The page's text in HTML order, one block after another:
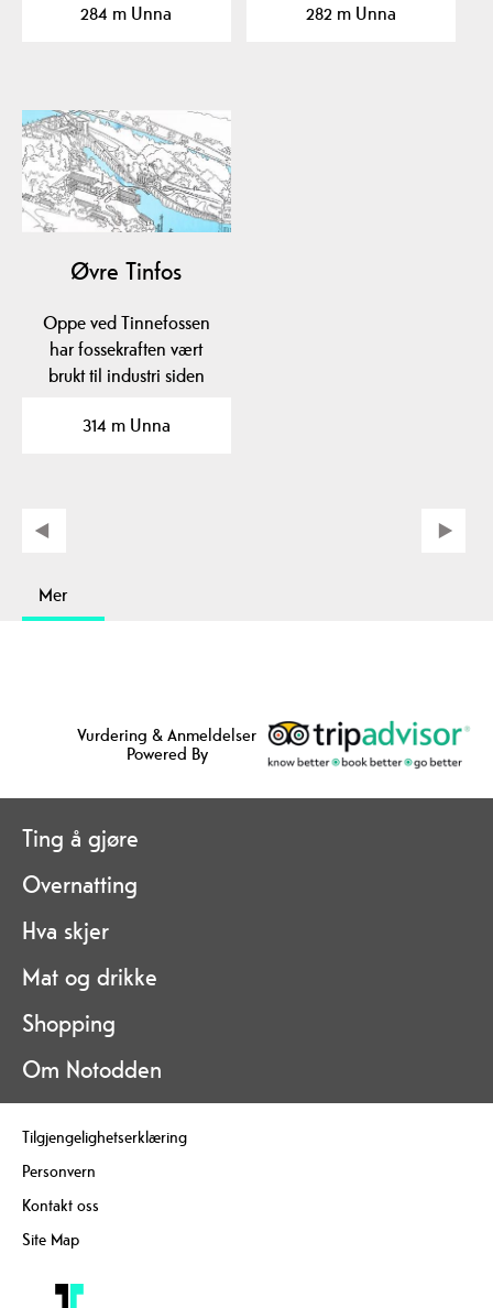
bygd…
284 m Unna
282 m Unna
Øvre Tinfos
Oppe ved Tinnefossen
har fossekraften vært
brukt til industri siden
314 m Unna
Mer
Vurdering & Anmeldelser
Powered By
Ting å gjøre
Overnatting
Hva skjer
Mat og drikke
Shopping
Om Notodden
Tilgjengelighetserklæring
Personvern
Kontakt oss
Site Map